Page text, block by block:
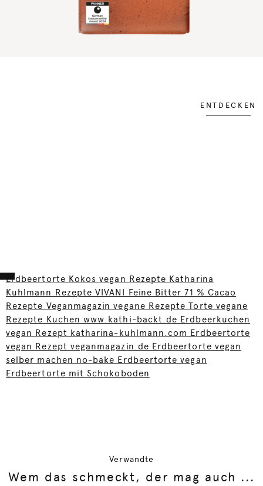
ENTDECKEN
Erdbeertorte Kokos vegan Rezepte Katharina
Kuhlmann Rezepte VIVANI Feine Bitter 71 % Cacao
Rezepte Veganmagazin vegane Rezepte Torte vegane
Rezepte Kuchen www.kathi-backt.de Erdbeerkuchen
vegan Rezept katharina-kuhlmann.com Erdbeertorte
vegan Rezept veganmagazin.de Erdbeertorte vegan
selber machen no-bake Erdbeertorte vegan
Erdbeertorte mit Schokoboden
Verwandte
Wem das schmeckt, der mag auch ...